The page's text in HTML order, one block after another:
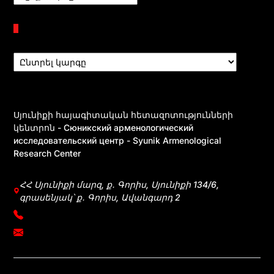
Սյունիքի հայագիտական հետազոտությունների
կենտրոն - Сюникский арменологический
исследовательский центр - Syunik Armenological
Research Center
ՀՀ Սյունիքի մարզ, ք․ Գորիս, Սյունիքի 134/6,
գրասենյակ՝ ք․ Գորիս, Ավանգարդ 2
+374 39031083
mherkumunts@gmail.com